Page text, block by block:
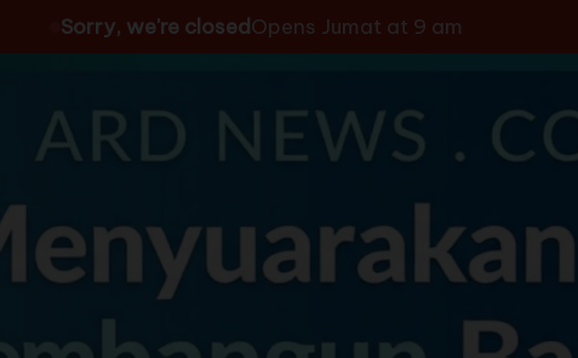
Sorry, we're closedOpens Jumat at 9 am